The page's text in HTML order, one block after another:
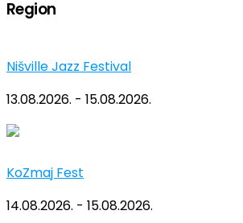
Region
Nišville Jazz Festival
13.08.2026. - 15.08.2026.
KoZmaj Fest
14.08.2026. - 15.08.2026.